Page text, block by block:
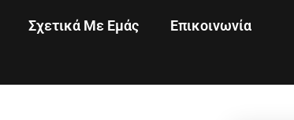
Σχετικά Με Εμάς Επικοινωνία